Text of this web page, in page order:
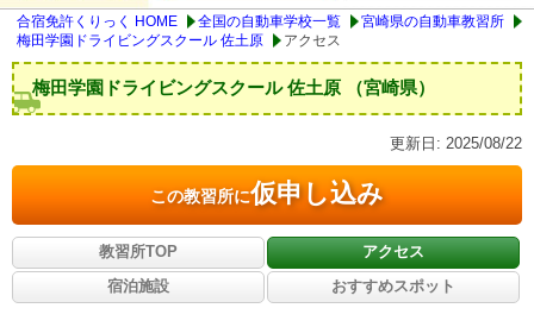
合宿免許くりっく HOME 全国の自動車学校一覧
宮崎県の自動車教習所
梅田学園ドライビングスクール 佐土原
アクセス
梅田学園ドライビングスクール 佐土原 （宮崎県）
更新日: 2025/08/22
この教習所に仮申し込み
教習所TOP
アクセス
宿泊施設
おすすめスポット